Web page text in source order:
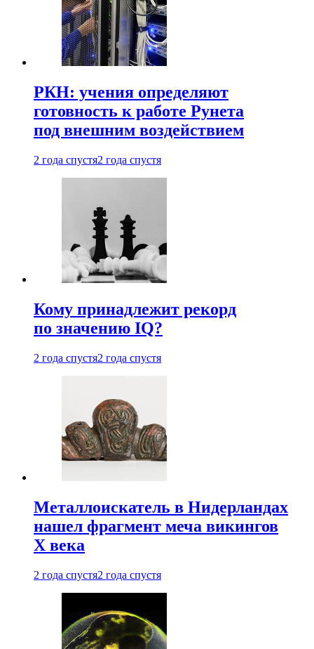
РКН: учения определяют
готовность к работе Рунета
под внешним воздействием
2 года спустя2 года спустя
Кому принадлежит рекорд
по значению IQ?
2 года спустя2 года спустя
Металлоискатель в Нидерландах
нашел фрагмент меча викингов
X века
2 года спустя2 года спустя